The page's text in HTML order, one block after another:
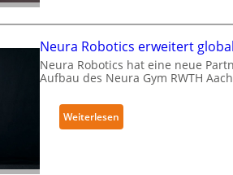
k
a
e
r
l
Neura Robotics erweitert
Neura Robotics hat eine neue
Aufbau des Neura Gym RWTH
Weiterlesen:
N